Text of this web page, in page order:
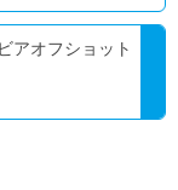
アオフショット